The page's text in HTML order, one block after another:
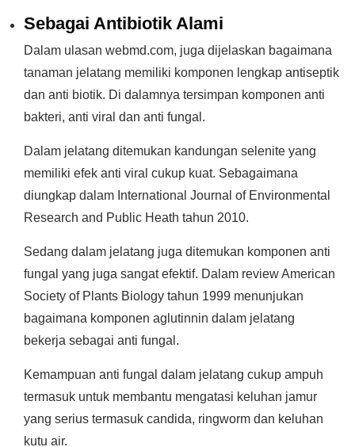
Sebagai Antibiotik Alami
Dalam ulasan webmd.com, juga dijelaskan bagaimana
tanaman jelatang memiliki komponen lengkap antiseptik
dan anti biotik. Di dalamnya tersimpan komponen anti
bakteri, anti viral dan anti fungal.
Dalam jelatang ditemukan kandungan selenite yang
memiliki efek anti viral cukup kuat. Sebagaimana
diungkap dalam International Journal of Environmental
Research and Public Heath tahun 2010.
Sedang dalam jelatang juga ditemukan komponen anti
fungal yang juga sangat efektif. Dalam review American
Society of Plants Biology tahun 1999 menunjukan
bagaimana komponen aglutinnin dalam jelatang
bekerja sebagai anti fungal.
Kemampuan anti fungal dalam jelatang cukup ampuh
termasuk untuk membantu mengatasi keluhan jamur
yang serius termasuk candida, ringworm dan keluhan
kutu air.